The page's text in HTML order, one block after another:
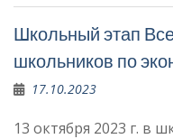
Школьный этап
школьников по
17.10.2023
13 октября 2023 г. в